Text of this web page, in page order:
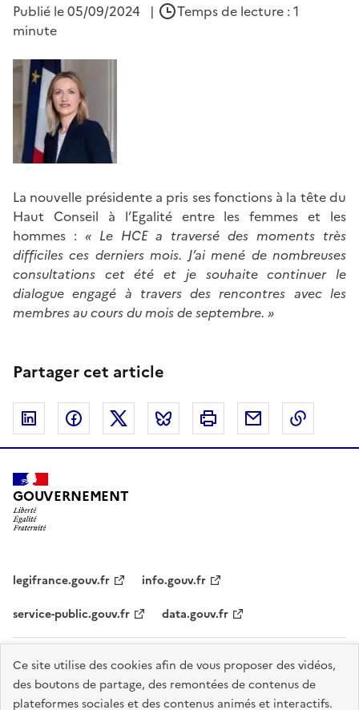
Ce site utilise des cookies afin de vous proposer des vidéos,
des boutons de partage, des remontées de contenus de
plateformes sociales et des contenus animés et interactifs.
Publié le05/09/2024 |
Temps de lecture : 1
minute
La nouvelle présidente a pris ses fonctions à la tête du
Haut Conseil à l’Egalité entre les femmes et les
hommes : « Le HCE a traversé des moments très
difficiles ces derniers mois. J’ai mené de nombreuses
consultations cet été et je souhaite continuer le
dialogue engagé à travers des rencontres avec les
membres au cours du mois de septembre. »
Partager cet article
Linkedin FacebookTwitter Bluesky Imprimer Courriel
GOUVERNEMENT
legifrance.gouv.fr
info.gouv.fr
service-public.gouv.fr
data.gouv.fr
Plan du site Accessibilité - partiellement conforme
Mentions légales
Données personnelles
Nous contacter Gestion des cookies